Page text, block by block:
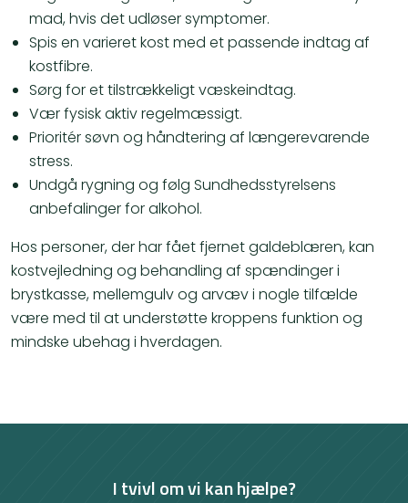
mad, hvis det udløser symptomer.
Spis en varieret kost med et passende indtag af
kostfibre.
Sørg for et tilstrækkeligt væskeindtag.
Vær fysisk aktiv regelmæssigt.
Prioritér søvn og håndtering af længerevarende
stress.
Undgå rygning og følg Sundhedsstyrelsens
anbefalinger for alkohol.
Hos personer, der har fået fjernet galdeblæren, kan
kostvejledning og behandling af spændinger i
brystkasse, mellemgulv og arvæv i nogle tilfælde
være med til at understøtte kroppens funktion og
mindske ubehag i hverdagen.
I tvivl om vi kan hjælpe?